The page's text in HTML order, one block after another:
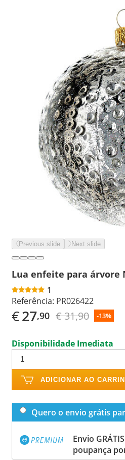
Previous slide Next slide
Lua enfeite para árvore
1
Referência: PR026422
€27,90 € 31,90 -13%
Disponibilidade Imediata
ADICIONAR AO
Quero o envio grátis
Envio
poupança